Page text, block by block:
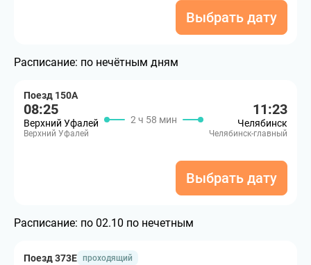
Выбрать дату
Расписание: по нечётным дням
Поезд 150А
08:25
Верхний Уфалей
Верхний Уфалей
2 ч 58 мин
11:23
Челябинск
Челябинск-главный
Выбрать дату
Расписание: по 02.10 по нечетным
Поезд 373Е проходящий